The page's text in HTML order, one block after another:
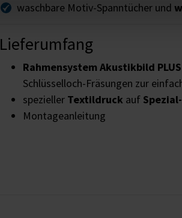
waschbare Motiv-Spanntücher und
Lieferumfang
Rahmensystem Akustikbild PLUS
Schlüsselloch-Fräsungen zur
spezieller Textildruck auf
Montageanleitung